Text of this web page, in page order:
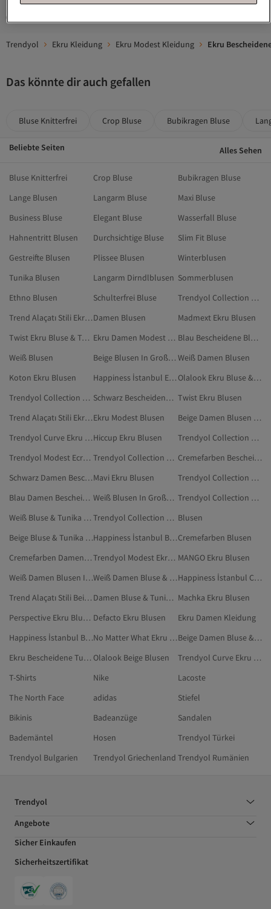
Trendyol Ekru Kleidung Ekru Modest Kleidung Ekru
Das könnte dir auch gefallen
Bluse Knitterfrei Crop Bluse Bubikragen Bluse
Beliebte Seiten Alles Sehen
Bluse Knitterfrei Crop Bluse
Bubikragen Bluse
Lange Blusen
Langarm Bluse
Maxi Bluse
Business Bluse
Elegant Bluse
Wasserfall Bluse
Hahnentritt Blusen
Durchsichtige Bluse
Slim Fit Bluse
Gestreifte Blusen
Plissee Blusen
Winterblusen
Tunika Blusen
Langarm Dirndlblusen Sommerblusen
Ethno Blusen
Schulterfrei Bluse
Trendyol Collection Beige Blusen
Trend Alaçatı Stili Ekru BlusenDamen Blusen
Madmext Ekru Blusen
Twist Ekru Bluse & Tunika & Bustier
Ekru Damen Modest Blusen
Blau Bescheidene Blusen
Weiß Blusen
Beige Blusen In Großen Größen Weiß Damen Blusen
Koton Ekru Blusen
Happiness İstanbul Ekru Bluse & Tunika & Bustier
Olalook Ekru Bluse & Tunika & Bustier
Trendyol Collection Weiß Blusen
Schwarz Bescheidene Blusen Twist Ekru Blusen
Trend Alaçatı Stili Ekru Bluse & Tunika & BustierEkru Modest Blusen
Beige Damen Blusen In Großen Größen
Trendyol Curve Ekru BlusenHiccup Ekru Blusen
Trendyol Collection Blusen
Trendyol Modest Ecru Blusen
Trendyol Collection Damen Blusen
Cremefarben Bescheidene Blusen
Schwarz Damen Bescheidene BlusenMavi Ekru Blusen
Trendyol Collection Cremefarben Bluse & Tunika & Bustier
Blau Damen Bescheidene Blusen
Weiß Blusen In Großen Größen
Trendyol Collection Beige Bluse & Tunika & Bustier
Weiß Bluse & Tunika & Bustier
Trendyol Collection Mehrfarbig Blusen Blusen
Beige Bluse & Tunika & Bustier
Happiness İstanbul Beige BlusenCremefarben Blusen
Cremefarben Damen Bescheidene Blusen
Trendyol Modest Ekru Modest Blusen MANGO Ekru Blusen
Weiß Damen Blusen In Großen Größen
Weiß Damen Bluse & Tunika & Bustier
Happiness İstanbul Cremefarben Blusen
Trend Alaçatı Stili Beige Blusen
Damen Bluse & Tunika & Bustier Machka Ekru Blusen
Perspective Ekru Bluse & Tunika & Bustier Defacto Ekru Blusen
Ekru Damen Kleidung
Happiness İstanbul Blusen
No Matter What Ekru Blusen
Beige Damen Bluse & Tunika & Bustier
Ekru Bescheidene Tuniken Olalook Beige Blusen
Trendyol Curve Ekru Blusen In Großen Größen
T-Shirts
Nike
Lacoste
The North Face
adidas
Stiefel
Bikinis
Badeanzüge
Sandalen
Bademäntel
Hosen
Trendyol Türkei
Trendyol Bulgarien
Trendyol Griechenland Trendyol Rumänien
Trendyol
Angebote
Sicher Einkaufen
Sicherheitszertifikat